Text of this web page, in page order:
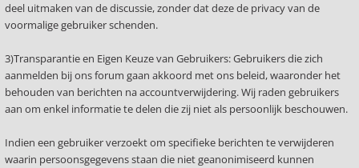
deel uitmaken van de discussie, zonder dat deze de privacy van de
voormalige gebruiker schenden.
3)Transparantie en Eigen Keuze van Gebruikers: Gebruikers die zich
aanmelden bij ons forum gaan akkoord met ons beleid, waaronder het
behouden van berichten na accountverwijdering. Wij raden gebruikers
aan om enkel informatie te delen die zij niet als persoonlijk beschouwen.
Indien een gebruiker verzoekt om specifieke berichten te verwijderen
waarin persoonsgegevens staan die niet geanonimiseerd kunnen